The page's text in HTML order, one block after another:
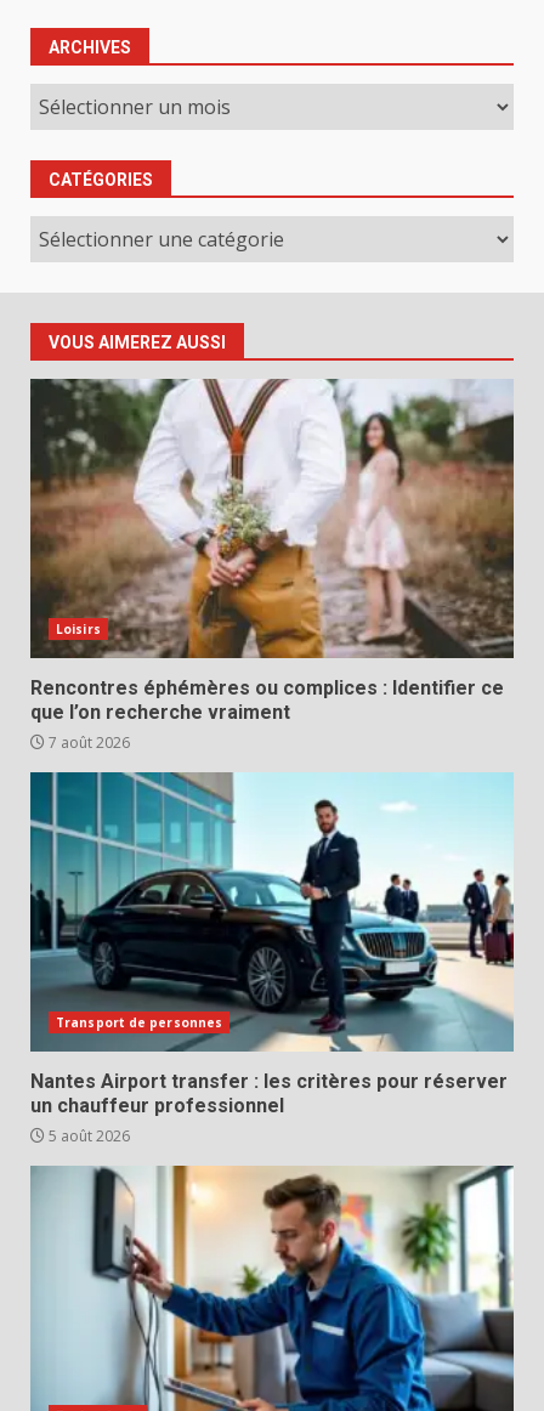
ARCHIVES
Archives
CATÉGORIES
Catégories
VOUS AIMEREZ AUSSI
Loisirs
Rencontres éphémères ou complices : Identifier ce
que l’on recherche vraiment
7 août 2026
Transport de personnes
Nantes Airport transfer : les critères pour réserver
un chauffeur professionnel
5 août 2026